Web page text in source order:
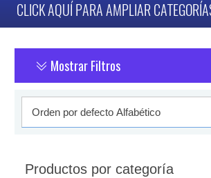
CLICK AQUÍ PARA AMPLIAR
Mostrar Filtros
Productos por categoría